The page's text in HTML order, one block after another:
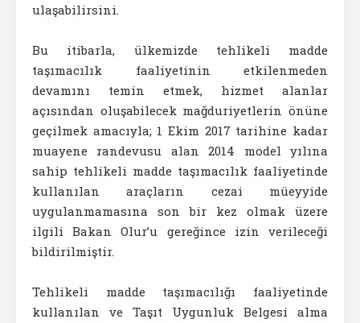
ulaşabilirsini.
Bu itibarla, ülkemizde tehlikeli madde
taşımacılık faaliyetinin etkilenmeden
devamını temin etmek, hizmet alanlar
açısından oluşabilecek mağduriyetlerin önüne
geçilmek amacıyla; 1 Ekim 2017 tarihine kadar
muayene randevusu alan 2014 model yılına
sahip tehlikeli madde taşımacılık faaliyetinde
kullanılan araçların cezai müeyyide
uygulanmamasına son bir kez olmak üzere
ilgili Bakan Olur’u gereğince izin verileceği
bildirilmiştir.
Tehlikeli madde taşımacılığı faaliyetinde
kullanılan ve Taşıt Uygunluk Belgesi alma